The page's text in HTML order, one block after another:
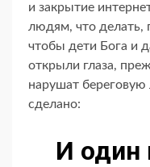
и закрытие
людям, что делать,
чтобы дети Бога и
открыли глаза,
нарушат
сделано:
И один